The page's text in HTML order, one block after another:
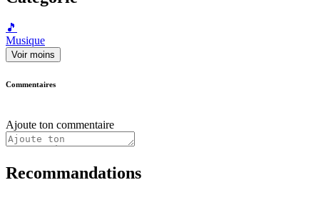
🎵
Musique
Voir moins
Commentaires
Ajoute ton commentaire
Recommandations